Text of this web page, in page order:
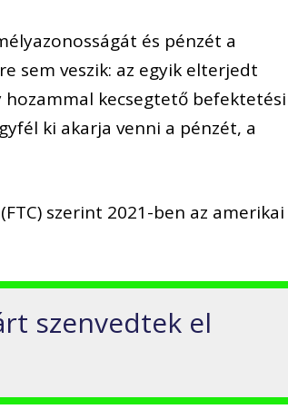
és pénzét a
sem veszik: az egyik elterjedt
kecsegtető befektetési
ki akarja venni a pénzét, a
szerint 2021-ben az amerikai
szenvedtek el